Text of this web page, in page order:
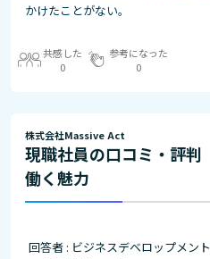
かけたことがない。
共感した
0
参考になった
0
株式会社Massive Act
現職社員の口コミ・評判
働く魅力
回答者 : ビジネスデベロップメント